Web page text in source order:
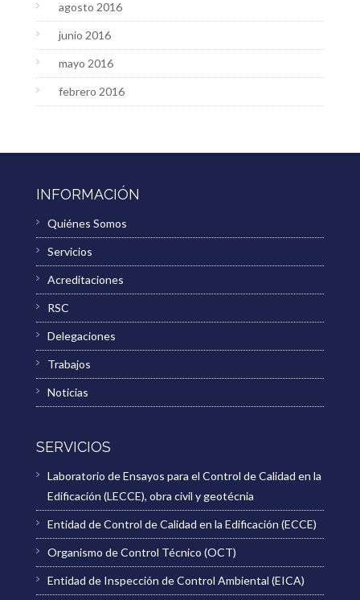
agosto 2016
junio 2016
mayo 2016
febrero 2016
INFORMACIÓN
Quiénes Somos
Servicios
Acreditaciones
RSC
Delegaciones
Trabajos
Noticias
SERVICIOS
Laboratorio de Ensayos para el Control de Calidad en la
Edificación (LECCE), obra civil y geotécnia
Entidad de Control de Calidad en la Edificación (ECCE)
Organismo de Control Técnico (OCT)
Entidad de Inspección de Control Ambiental (EICA)